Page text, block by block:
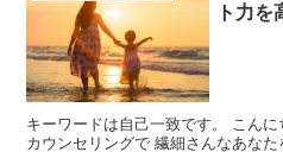
ト力を
キーワードは自己一致です。 こん
カウンセリングで 繊細さんなあなた